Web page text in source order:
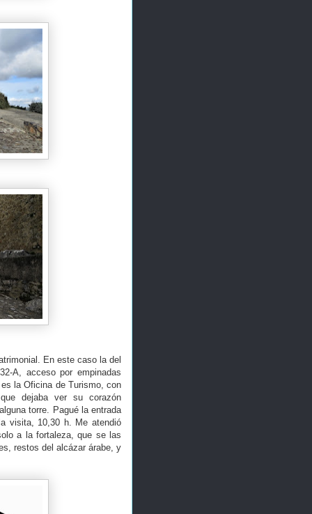
En este caso la del
A, acceso por empinadas
la Oficina de Turismo, con
dejaba ver su corazón
torre. Pagué la entrada
visita, 10,30 h. Me atendió
a la fortaleza, que se las
restos del alcázar árabe, y